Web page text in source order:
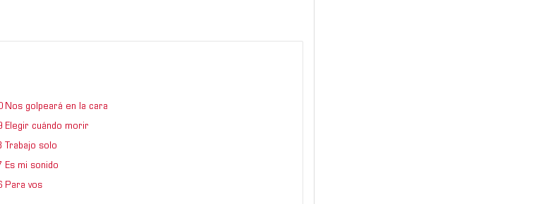
golpeará en la cara
cuándo morir
Trabajo solo
mi sonido
Para vos